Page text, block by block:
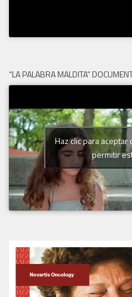
“LA PALABRA MALDITA”
Haz clic para
permitir